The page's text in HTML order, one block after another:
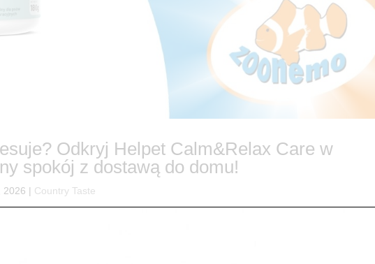
Odkryj Helpet Calm&Relax Care w
spokój z dostawą do domu!
2026 | Country Taste